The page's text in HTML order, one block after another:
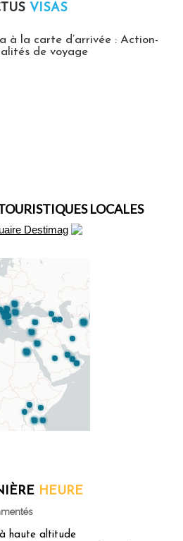
VISAS
à la carte d’arrivée : Action-
de voyage
LOCALES
HEURE
à haute altitude